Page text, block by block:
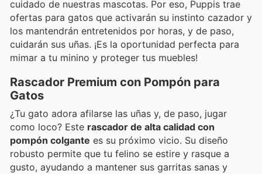
cuidado de nuestras mascotas. Por eso, Puppis trae
ofertas para gatos que activarán su instinto cazador y
los mantendrán entretenidos por horas, y de paso,
cuidarán sus uñas. ¡Es la oportunidad perfecta para
mimar a tu minino y proteger tus muebles!
Rascador Premium con Pompón para
Gatos
¿Tu gato adora afilarse las uñas y, de paso, jugar
como loco? Este rascador de alta calidad con
pompón colgante es su próximo vicio. Su diseño
robusto permite que tu felino se estire y rasque a
gusto, ayudando a mantener sus garritas sanas y